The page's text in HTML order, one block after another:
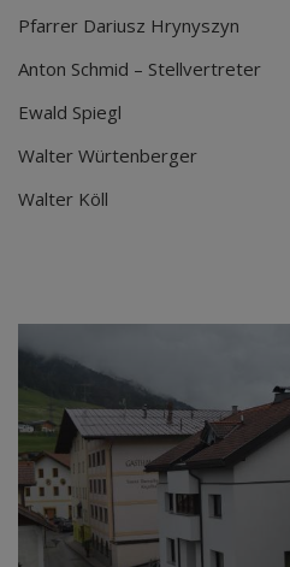
Pfarrer Dariusz Hrynyszyn
Anton Schmid – Stellvertreter
Ewald Spiegl
Walter Würtenberger
Walter Köll